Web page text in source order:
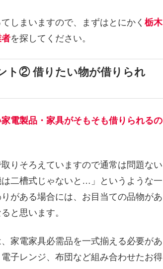
しまいますので、まずはとにかく 栃木
を探してください。
ト② 借りたい物が借りられ
電製品・家具がそもそも借りられるの
りそろえていますので通常は問題ない
二槽式じゃないと…」というような一
がある場合には、お目当ての品物があ
と思います。
家電家具必需品を一式揃える必要があ
子レンジ、布団など組み合わせたお得